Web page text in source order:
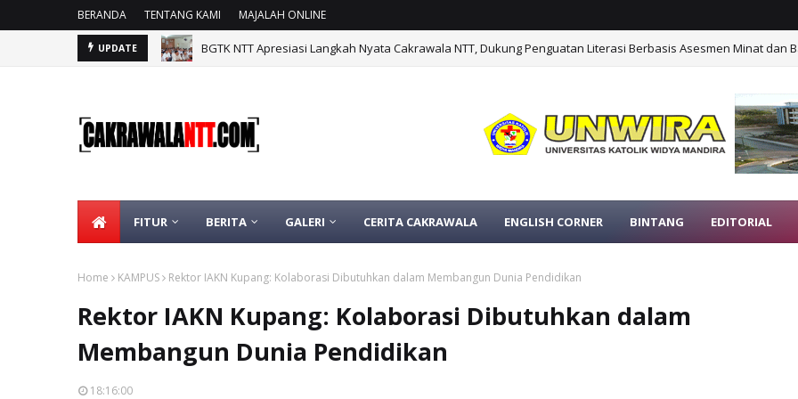
BERANDA TENTANG KAMI MAJALAH ONLINE
UPDATE BGTK NTT Apresiasi Langkah Nyata Cakrawala NTT, Dukung Penguatan Literasi Berbasis Asesmen Minat dan
FITUR BERITA GALERI CERITA CAKRAWALA ENGLISH CORNER BINTANG EDITORIAL
Home KAMPUS Rektor IAKN Kupang: Kolaborasi Dibutuhkan dalam Membangun Dunia Pendidikan
Rektor IAKN Kupang: Kolaborasi Dibutuhkan dalam
Membangun Dunia Pendidikan
18:16:00